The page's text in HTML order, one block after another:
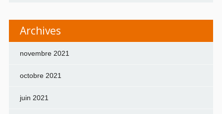
Archives
novembre 2021
octobre 2021
juin 2021